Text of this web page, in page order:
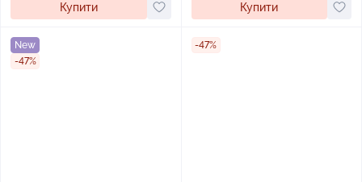
Купити Купити
New
-47%
-47%